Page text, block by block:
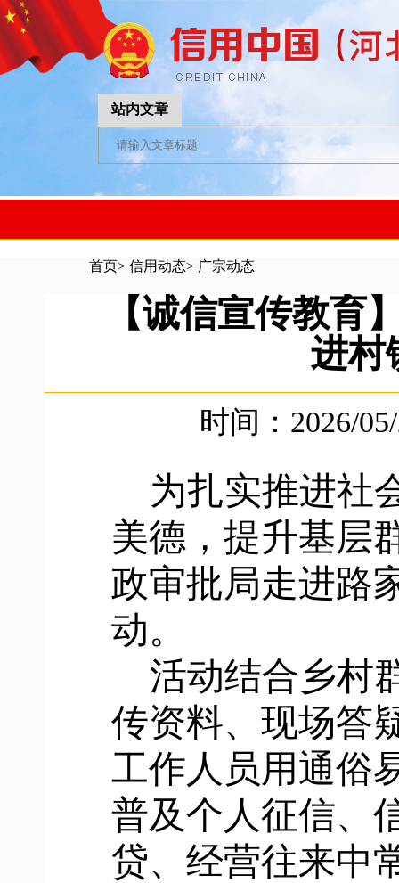
站内文章
首页> 信用动态> 广宗动态
【诚信宣传教育
进村
时间：2026/
为扎实推进社
美德，提升基层
政审批局走进路
动。
活动结合乡村
传资料、现场答
工作人员用通俗
普及个人征信、
贷、经营往来中